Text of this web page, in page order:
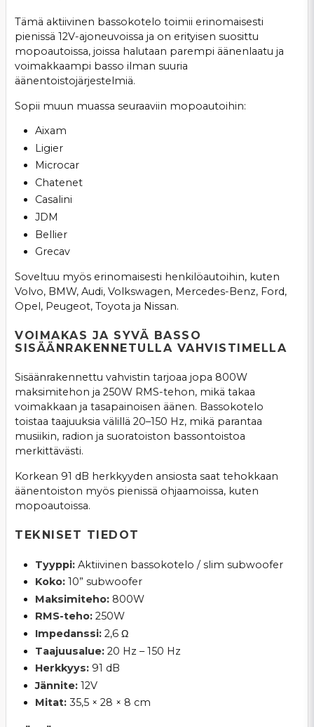
Tämä aktiivinen bassokotelo toimii erinomaisesti
pienissä 12V-ajoneuvoissa ja on erityisen suosittu
mopoautoissa, joissa halutaan parempi äänenlaatu ja
voimakkaampi basso ilman suuria
äänentoistojärjestelmiä.
Sopii muun muassa seuraaviin mopoautoihin:
Aixam
Ligier
Microcar
Chatenet
Casalini
JDM
Bellier
Grecav
Soveltuu myös erinomaisesti henkilöautoihin, kuten
Volvo, BMW, Audi, Volkswagen, Mercedes-Benz, Ford,
Opel, Peugeot, Toyota ja Nissan.
VOIMAKAS JA SYVÄ BASSO
SISÄÄNRAKENNETULLA VAHVISTIMELLA
Sisäänrakennettu vahvistin tarjoaa jopa 800W
maksimitehon ja 250W RMS-tehon, mikä takaa
voimakkaan ja tasapainoisen äänen. Bassokotelo
toistaa taajuuksia välillä 20–150 Hz, mikä parantaa
musiikin, radion ja suoratoiston bassontoistoa
merkittävästi.
Korkean 91 dB herkkyyden ansiosta saat tehokkaan
äänentoiston myös pienissä ohjaamoissa, kuten
mopoautoissa.
TEKNISET TIEDOT
Tyyppi:Aktiivinen bassokotelo / slim subwoofer
Koko:10” subwoofer
Maksimiteho:800W
RMS-teho:250W
Impedanssi:2,6 Ω
Taajuusalue:20 Hz – 150 Hz
Herkkyys:91 dB
Jännite:12V
Mitat:35,5 × 28 × 8 cm